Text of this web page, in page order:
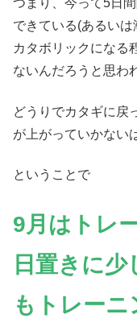
つまり、今って5日
できている(あるい
カタボリックになる
ないんだろうと思わ
どうりでカタギに戻
が上がっていかない
ということで
9月はトレ
日置きに少
もトレー